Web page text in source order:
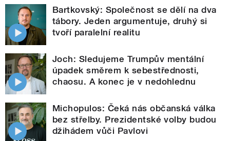
Bartkovský: Společnost se dělí na dva
tábory. Jeden argumentuje, druhý si
tvoří paralelní realitu
Joch: Sledujeme Trumpův mentální
úpadek směrem k sebestřednosti,
chaosu. A konec je v nedohlednu
Michopulos: Čeká nás občanská válka
bez střelby. Prezidentské volby budou
džihádem vůči Pavlovi